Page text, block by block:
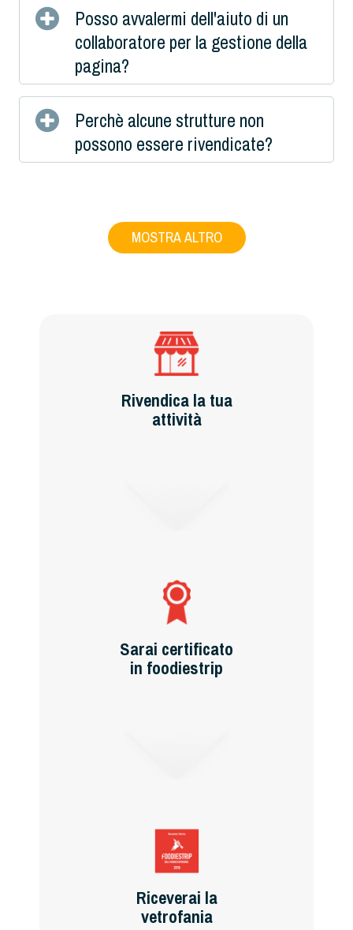
Posso avvalermi dell'aiuto di un
collaboratore per la gestione della
pagina?
Perchè alcune strutture non
possono essere rivendicate?
MOSTRA ALTRO
Rivendica la tua
attività
Sarai certificato
in foodiestrip
Riceverai la
vetrofania